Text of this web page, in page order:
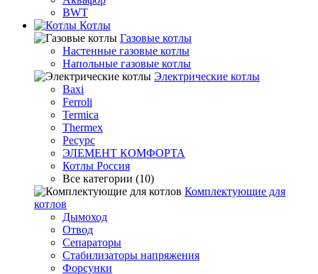
BWT
Котлы
Гaзовые котлы
Настенные газовые котлы
Напольные газовые котлы
Электрические котлы
Baxi
Ferroli
Termica
Thermex
Ресурс
ЭЛЕМЕНТ КОМФОРТА
Котлы Россия
Все категории (10)
Комплектующие для
котлов
Дымоход
Отвод
Сепараторы
Стабилизаторы напряжения
Форсунки